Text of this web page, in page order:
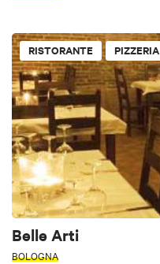
RISTORANTE PIZZERIA
Belle Arti
BOLOGNA